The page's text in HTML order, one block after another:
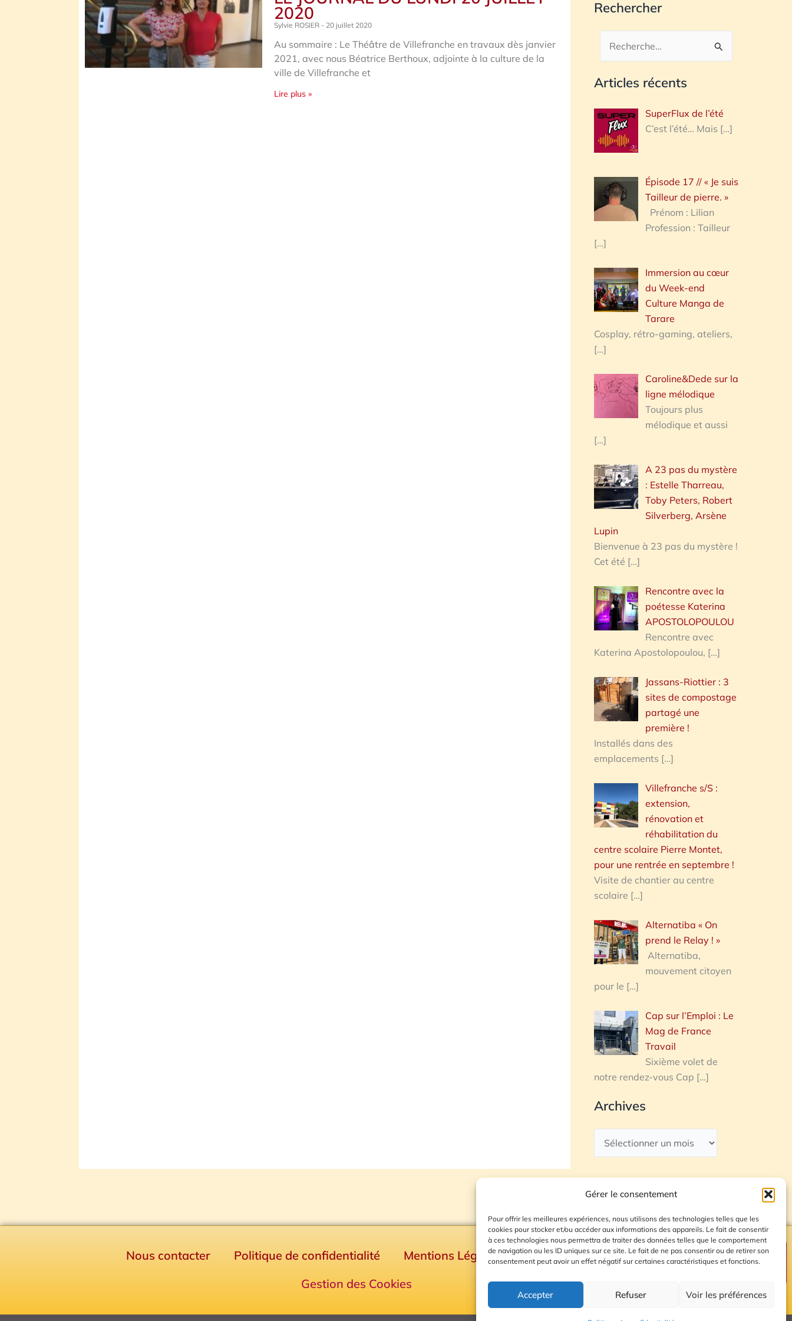
Gérer le consentement
Pour offrir les meilleures expériences, nous utilisons des technologies telles que les
cookies pour stocker et/ou accéder aux informations des appareils. Le fait de consentir
à ces technologies nous permettra de traiter des données telles que le comportement
de navigation ou les ID uniques sur ce site. Le fait de ne pas consentir ou de retirer son
consentement peut avoir un effet négatif sur certaines caractéristiques et fonctions.
Accepter Refuser Voir les préférences
2020
Sylvie ROSIER 20 juillet 2020
Au sommaire : Le Théâtre de Villefranche en travaux dès janvier
2021, avec nous Béatrice Berthoux, adjointe à la culture de la
ville de Villefranche et
Lire plus »
Rechercher
Rechercher :
Articles récents
SuperFlux de l’été
C’est l’été… Mais […]
Épisode 17 // « Je suis
Tailleur de pierre. »
Prénom : Lilian
Profession : Tailleur
[…]
Immersion au cœur
du Week-end
Culture Manga de
Tarare
Cosplay, rétro-gaming, ateliers,
[…]
Caroline&Dede sur la
ligne mélodique
Toujours plus
mélodique et aussi
[…]
A 23 pas du mystère
: Estelle Tharreau,
Toby Peters, Robert
Silverberg, Arsène
Lupin
Bienvenue à 23 pas du mystère !
Cet été […]
Rencontre avec la
poétesse Katerina
APOSTOLOPOULOU
Rencontre avec
Katerina Apostolopoulou, […]
Jassans-Riottier : 3
sites de compostage
partagé une
première !
Installés dans des
emplacements […]
Villefranche s/S :
extension,
rénovation et
réhabilitation du
centre scolaire Pierre Montet,
pour une rentrée en septembre !
Visite de chantier au centre
scolaire […]
Alternatiba « On
prend le Relay ! »
Alternatiba,
mouvement citoyen
pour le […]
Cap sur l’Emploi : Le
Mag de France
Travail
Sixième volet de
notre rendez-vous Cap […]
Archives
Nous contacter Politique de confidentialité Mentions Légales
Plan du site
Gestion des Cookies